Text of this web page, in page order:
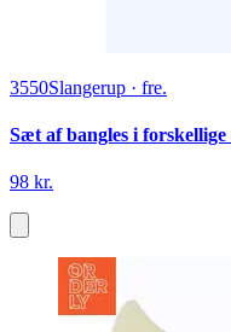
3550Slangerup · fre.
Sæt af bangles i
98 kr.